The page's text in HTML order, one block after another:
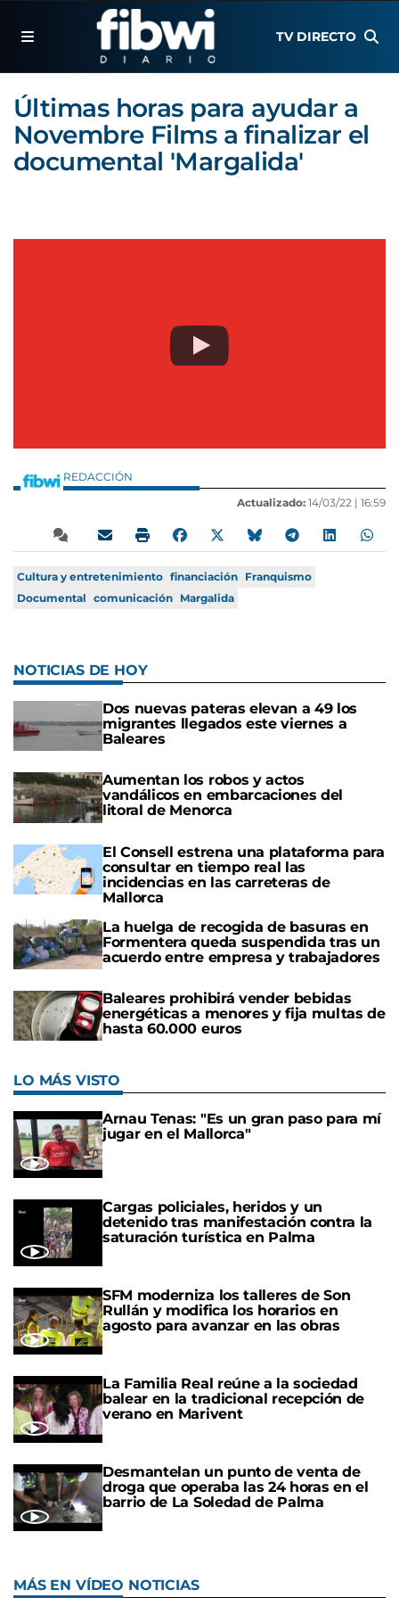
TV DIRECTO
Últimas horas para ayudar a
Novembre Films a finalizar el
documental 'Margalida'
REDACCIÓN
Actualizado: 14/03/22 | 16:59
Cultura y entretenimiento financiación Franquismo
Documental comunicación Margalida
NOTICIAS DE HOY
Dos nuevas pateras elevan a 49 los
migrantes llegados este viernes a
Baleares
Aumentan los robos y actos
vandálicos en embarcaciones del
litoral de Menorca
El Consell estrena una plataforma para
consultar en tiempo real las
incidencias en las carreteras de
Mallorca
La huelga de recogida de basuras en
Formentera queda suspendida tras un
acuerdo entre empresa y trabajadores
Baleares prohibirá vender bebidas
energéticas a menores y fija multas de
hasta 60.000 euros
LO MÁS VISTO
Arnau Tenas: "Es un gran paso para mí
jugar en el Mallorca"
Cargas policiales, heridos y un
detenido tras manifestación contra la
saturación turística en Palma
SFM moderniza los talleres de Son
Rullán y modifica los horarios en
agosto para avanzar en las obras
La Familia Real reúne a la sociedad
balear en la tradicional recepción de
verano en Marivent
Desmantelan un punto de venta de
droga que operaba las 24 horas en el
barrio de La Soledad de Palma
MÁS EN VÍDEO NOTICIAS